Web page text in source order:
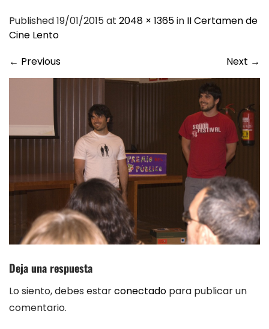
Published 19/01/2015 at 2048 × 1365in II Certamen de
Cine Lento
← Previous Next →
Deja una respuesta
Lo siento, debes estarconectado para publicar un
comentario.